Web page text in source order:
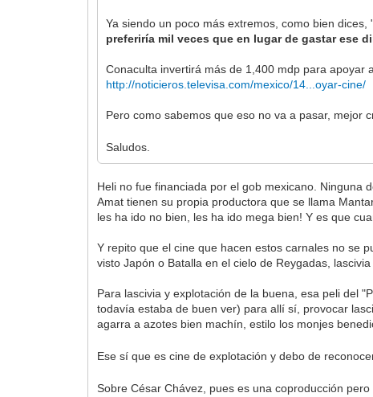
Ya siendo un poco más extremos, como bien
preferiría mil veces que en lugar de gastar ese
Conaculta invertirá más de 1,400 mdp para apoyar
http://noticieros.televisa.com/mexico/14...oyar-cine/
Pero como sabemos que eso no va a pasar, mejor
Saludos.
Heli no fue financiada por el gob mexicano. Ninguna
Amat tienen su propia productora que se llama
les ha ido no bien, les ha ido mega bien! Y es que
Y repito que el cine que hacen estos carnales no se
visto Japón o Batalla en el cielo de Reygadas,
Para lascivia y explotación de la buena, esa peli del
todavía estaba de buen ver) para allí sí, provocar
agarra a azotes bien machín, estilo los monjes
Ese sí que es cine de explotación y debo de
Sobre César Chávez, pues es una coproducción